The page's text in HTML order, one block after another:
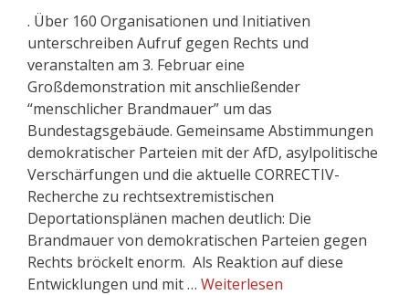
. Über 160 Organisationen und Initiativen
unterschreiben Aufruf gegen Rechts und
veranstalten am 3. Februar eine
Großdemonstration mit anschließender
“menschlicher Brandmauer” um das
Bundestagsgebäude. Gemeinsame Abstimmungen
demokratischer Parteien mit der AfD, asylpolitische
Verschärfungen und die aktuelle CORRECTIV-
Recherche zu rechtsextremistischen
Deportationsplänen machen deutlich: Die
Brandmauer von demokratischen Parteien gegen
Rechts bröckelt enorm. Als Reaktion auf diese
Entwicklungen und mit … Weiterlesen